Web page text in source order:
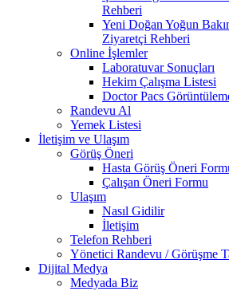
Rehberi
Yeni Doğan Yoğun
Ziyaretçi Rehberi
Online İşlemler
Laboratuvar Sonuçları
Hekim Çalışma Listesi
Doctor Pacs
Randevu Al
Yemek Listesi
İletişim ve Ulaşım
Görüş Öneri
Hasta Görüş Öneri
Çalışan Öneri Formu
Ulaşım
Nasıl Gidilir
İletişim
Telefon Rehberi
Yönetici Randevu / Görüşme
Dijital Medya
Medyada Biz